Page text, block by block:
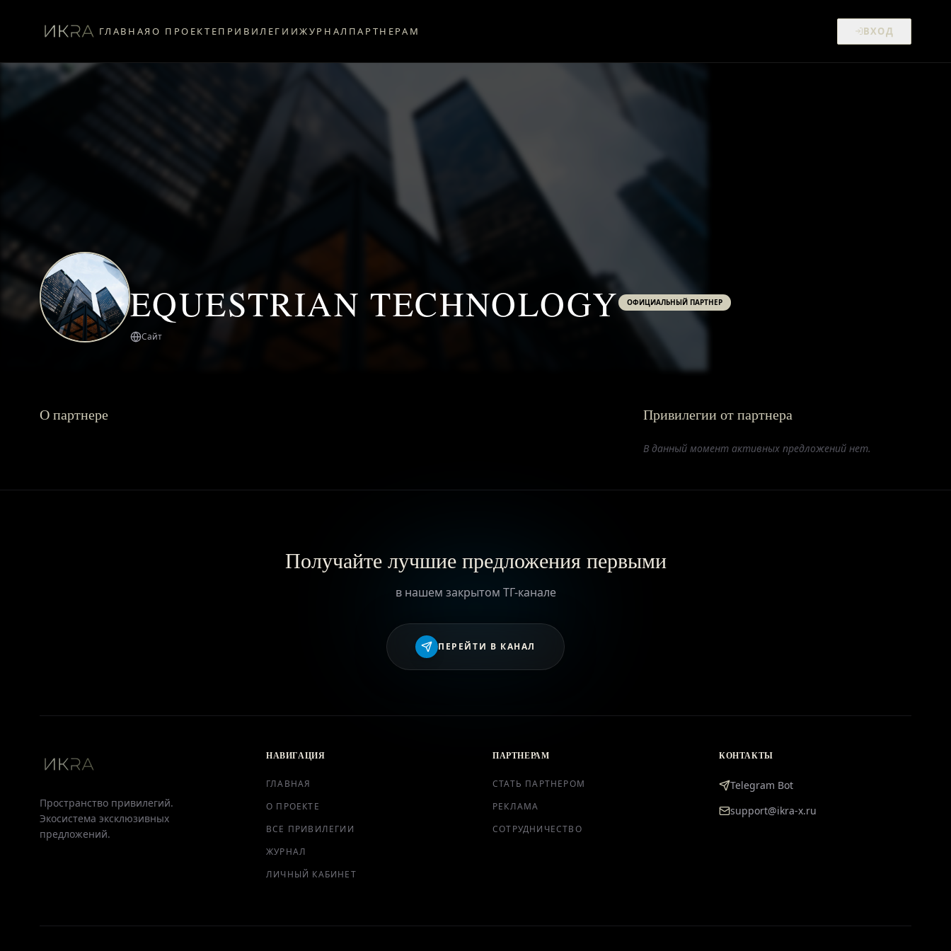
ГЛАВНАЯ О ПРОЕКТЕПРИВИЛЕГИИЖУРНАЛ ПАРТНЕРАМ ВХОД
ПАРТНЕРАМ
ВХОД
EQUESTRIAN TECHNOLOGY ОФИЦИАЛЬНЫЙ ПАРТНЕР
Сайт
О партнере Привилегии от партнера
В данный момент активных предложений нет.
Получайте лучшие предложения первыми
в нашем закрытом ТГ-канале
ПЕРЕЙТИ В КАНАЛ
Пространство привилегий.
Экосистема эксклюзивных
предложений.
НАВИГАЦИЯ
ГЛАВНАЯ
О ПРОЕКТЕ
ВСЕ ПРИВИЛЕГИИ
ЖУРНАЛ
ЛИЧНЫЙ КАБИНЕТ
ПАРТНЕРАМ
СТАТЬ ПАРТНЕРОМ
РЕКЛАМА
СОТРУДНИЧЕСТВО
КОНТАКТЫ
Telegram Bot
support@ikra-x.ru